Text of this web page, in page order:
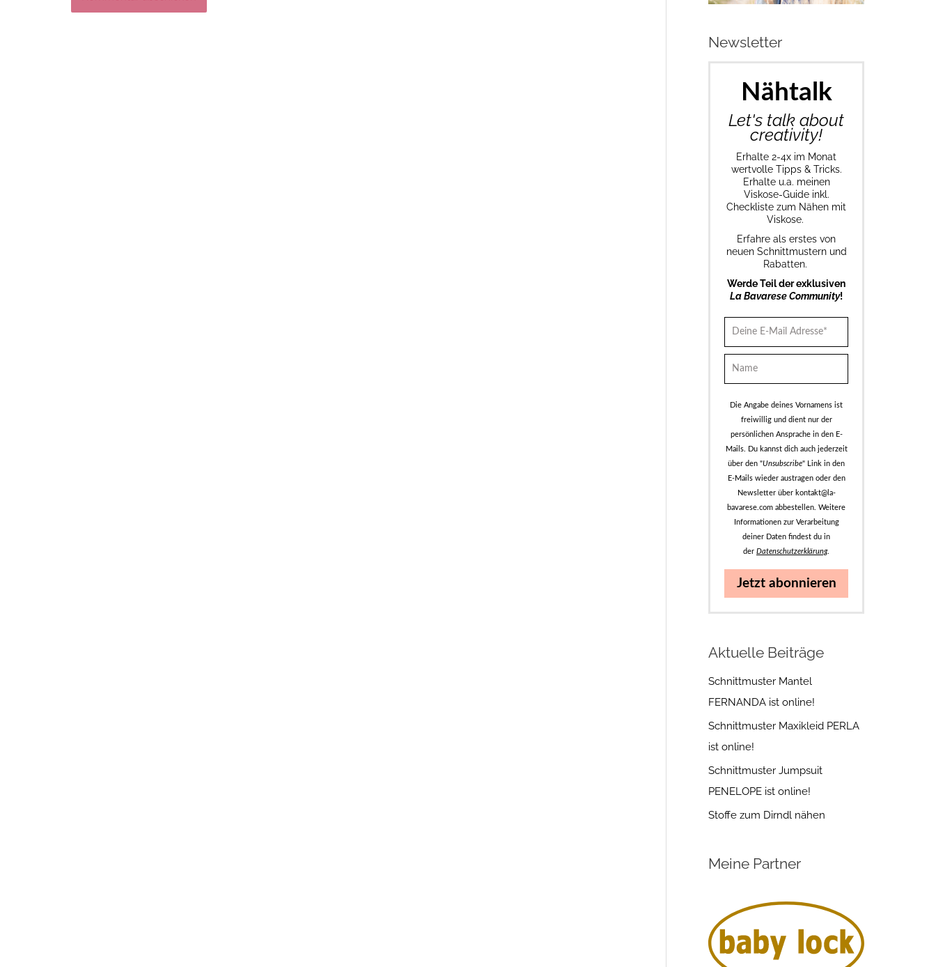
Newsletter
Nähtalk
Let's talk about
creativity!
Erhalte 2-4x im Monat
wertvolle Tipps & Tricks.
Erhalte u.a. meinen
Viskose-Guide inkl.
Checkliste zum Nähen mit
Viskose.
Erfahre als erstes von
neuen Schnittmustern und
Rabatten.
Werde Teil der exklusiven
La Bavarese Community!
Die Angabe deines Vornamens ist
freiwillig und dient nur der
persönlichen Ansprache in den E-
Mails. Du kannst dich auch jederzeit
über den "Unsubscribe" Link in den
E-Mails wieder austragen oder den
Newsletter über kontakt@la-
bavarese.com abbestellen. Weitere
Informationen zur Verarbeitung
deiner Daten findest du in
der Datenschutzerklärung.
Jetzt abonnieren
Aktuelle Beiträge
Schnittmuster Mantel
FERNANDA ist online!
Schnittmuster Maxikleid PERLA
ist online!
Schnittmuster Jumpsuit
PENELOPE ist online!
Stoffe zum Dirndl nähen
Meine Partner